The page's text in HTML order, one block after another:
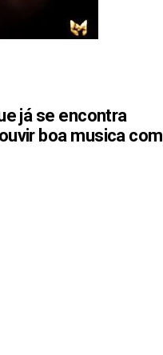
já se encontra
boa musica com